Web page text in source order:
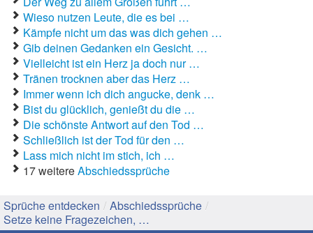
Hochzeitssprüche
Konfirmationssprüche
Lateinische Sprüche
Liebeskummer Sprüche
Lustige Sprüche
Mama-Sprüche
Schöne Sprüche
Wieso nutzen Leute, die es bei …
Kämpfe nicht um das was dich gehen …
Gib deinen Gedanken ein Gesicht. …
Vielleicht ist ein Herz ja doch nur …
Tränen trocknen aber das Herz …
Immer wenn ich dich angucke, denk …
Bist du glücklich, genießt du die …
Die schönste Antwort auf den Tod …
Schließlich ist der Tod für den …
Lass mich nicht im stich, ich …
17 weitereAbschiedssprüche
Sprüche entdecken / Abschiedssprüche /
Setze keine Fragezeichen, …